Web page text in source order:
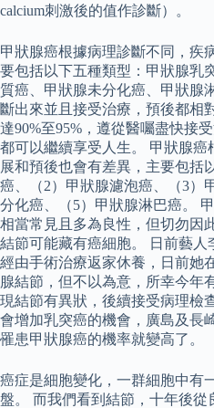
calcium刺激後的值作診斷）。
甲狀腺癌根據病理診斷不同，疾
要包括以下五種類型：甲狀腺乳
質癌、甲狀腺未分化癌、甲狀腺
斷出來並且接受治療，預後都相
達90%至95%，遵從醫囑盡快接
都可以繼續享受人生。 甲狀腺
展和預後也會有差異，主要包括
癌、（2）甲狀腺濾泡癌、（3）
分化癌、（5）甲狀腺淋巴癌。
相當常見且多為良性，但切勿因
結節可能藏有癌細胞。 日前藝
經由手術治療返家休養，日前她
腺結節，但不以為意，所幸今年
現結節有異狀，後續接受病理檢
會增加乳突癌的機會，廣島及長
罹患甲狀腺癌的機率就變高了。
癌症是細胞變化，一群細胞中有
盤。 而我們看到結節，十年後